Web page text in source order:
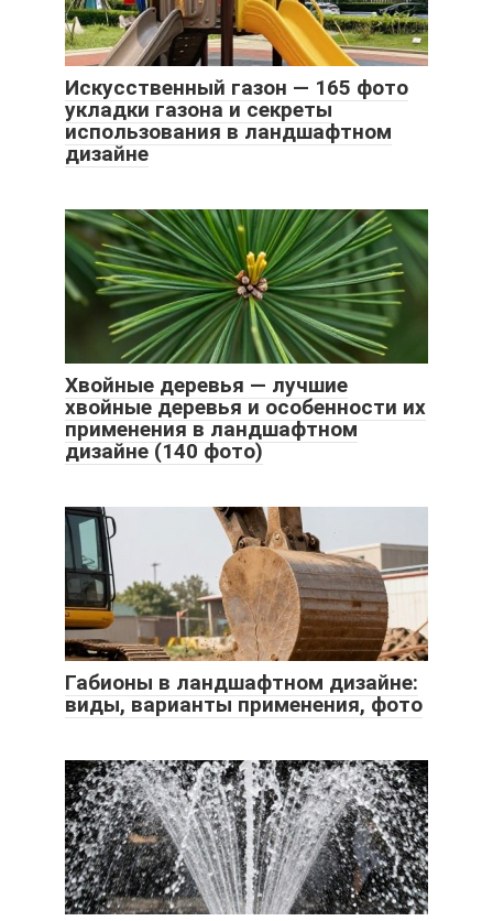
Искусственный газон — 165 фото
укладки газона и секреты
использования в ландшафтном
дизайне
Хвойные деревья — лучшие
хвойные деревья и особенности их
применения в ландшафтном
дизайне (140 фото)
Габионы в ландшафтном дизайне:
виды, варианты применения, фото